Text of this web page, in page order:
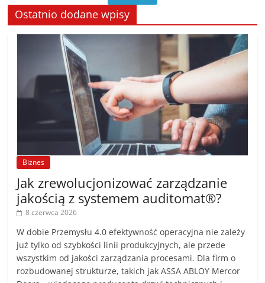
Ostatnio dodane wpisy
Biznes
Jak zrewolucjonizować zarządzanie
jakością z systemem auditomat®?
8 czerwca 2026
W dobie Przemysłu 4.0 efektywność operacyjna nie zależy
już tylko od szybkości linii produkcyjnych, ale przede
wszystkim od jakości zarządzania procesami. Dla firm o
rozbudowanej strukturze, takich jak ASSA ABLOY Mercor